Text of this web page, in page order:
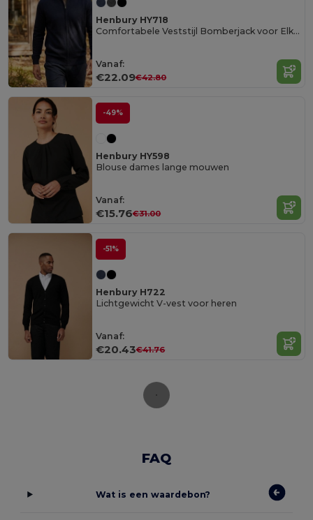
Henbury HY718
Comfortabele Veststijl Bomberjack voor Elke Gelegenheid
Vanaf:
€22.09€42.80
-49%
Henbury HY598
Blouse dames lange mouwen
Vanaf:
€15.76€31.00
-51%
Henbury H722
Lichtgewicht V-vest voor heren
Vanaf:
€20.43€41.76
FAQ
Wat is een waardebon?